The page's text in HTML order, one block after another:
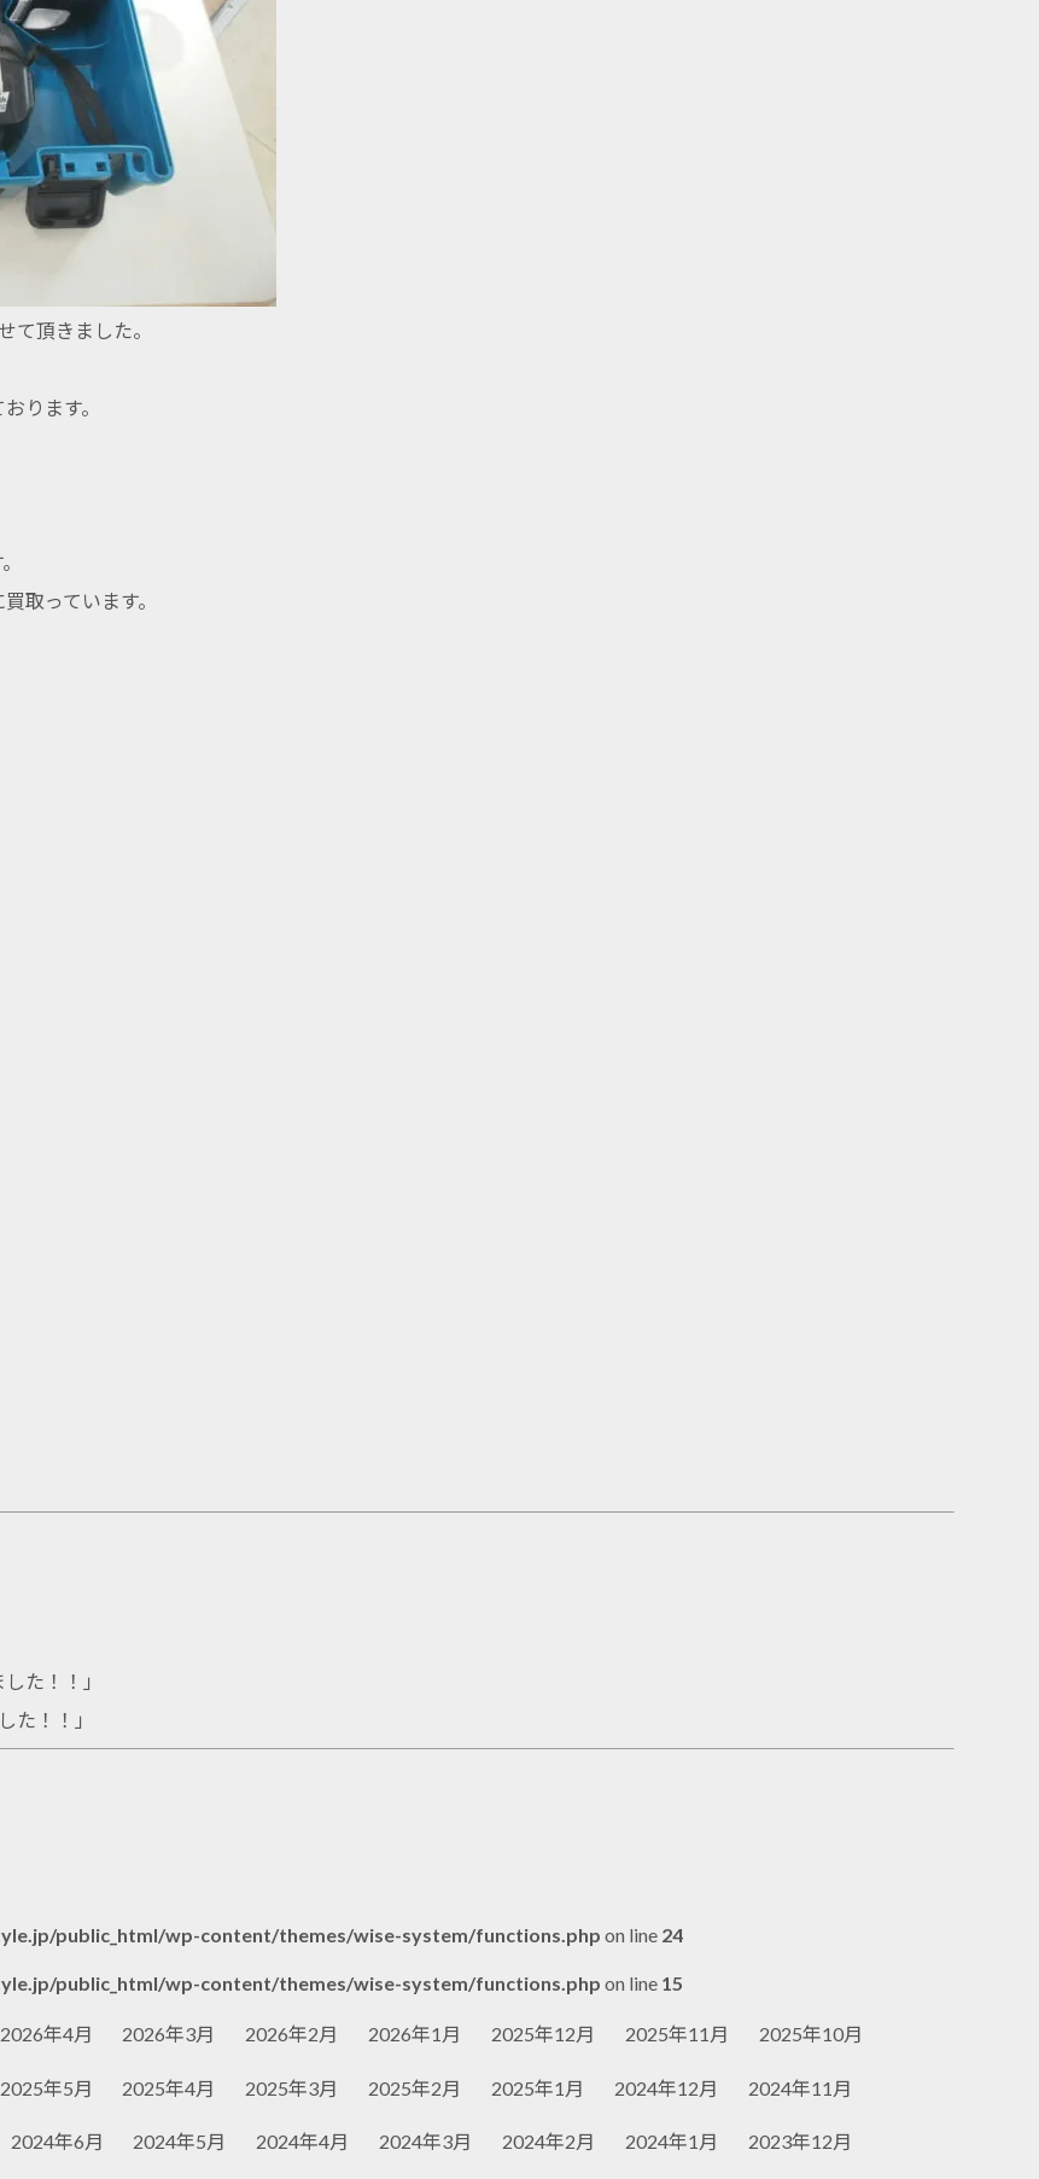
頂きました。
ります。
取っています。
た！！ 」
た！！ 」
public_html/wp-content/themes/wise-system/functions.php on line 24
public_html/wp-content/themes/wise-system/functions.php on line 15
2026年4月 2026年3月 2026年2月 2026年1月 2025年12月 2025年11月 2025年10月
2025年5月 2025年4月 2025年3月 2025年2月 2025年1月 2024年12月 2024年11月
2024年6月 2024年5月 2024年4月 2024年3月 2024年2月 2024年1月 2023年12月